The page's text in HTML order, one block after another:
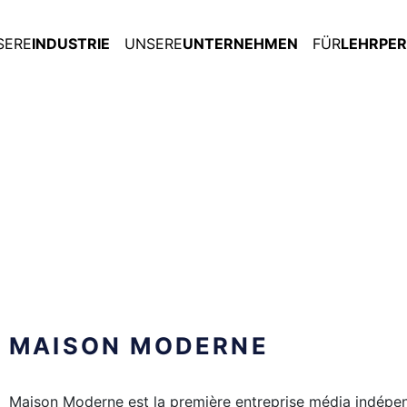
INDUSTRIE UNSEREUNTERNEHMEN FÜR
MAISON MODERNE
Maison Moderne est la première entreprise média